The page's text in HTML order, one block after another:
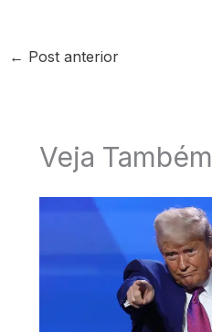
← Post anterior
Veja Também